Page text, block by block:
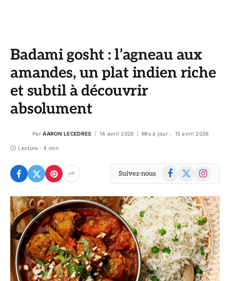
Badami gosht : l’agneau aux
amandes, un plat indien riche
et subtil à découvrir
absolument
Par AARON LECEDRES 14 avril 2026 Mis à jour : 15 avril 2026
Lecture : 4 min
Suivez-nous Facebook
X
Instagram